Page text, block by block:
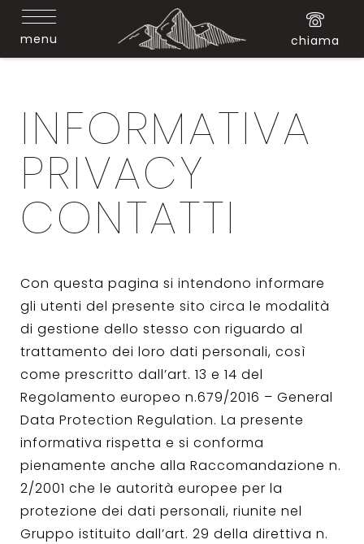
menu chiama
INFORMATIVA
PRIVACY
CONTATTI
Con questa pagina si intendono informare
gli utenti del presente sito circa le modalità
di gestione dello stesso con riguardo al
trattamento dei loro dati personali, così
come prescritto dall’art. 13 e 14 del
Regolamento europeo n.679/2016 – General
Data Protection Regulation. La presente
informativa rispetta e si conforma
pienamente anche alla Raccomandazione n.
2/2001 che le autorità europee per la
protezione dei dati personali, riunite nel
Gruppo istituito dall’art. 29 della direttiva n.